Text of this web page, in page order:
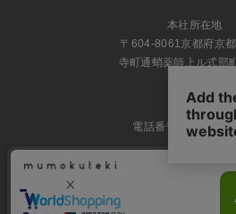
本社所在地
〒604-8061京都府京
寺町通蛸薬師上ル式部
MAP
電話番号 070-
営業時間 11:00～17:30